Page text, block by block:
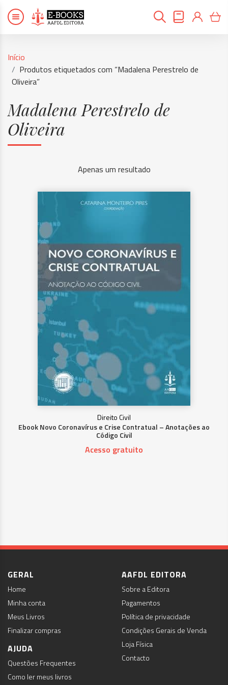
Início
Produtos etiquetados com “Madalena Perestrelo de
Oliveira”
Madalena Perestrelo de
Oliveira
Apenas um resultado
Direito Civil
Ebook Novo Coronavírus e Crise Contratual – Anotações ao
Código Civil
Acesso gratuito
GERAL
Home
Minha conta
Meus Livros
Finalizar compras
AJUDA
Questões Frequentes
Como ler meus livros
AAFDL EDITORA
Sobre a Editora
Pagamentos
Política de privacidade
Condições Gerais de Venda
Loja Física
Contacto